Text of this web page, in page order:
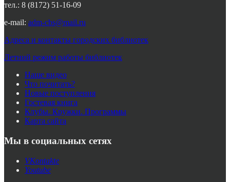
тел.: 8 (8172) 51-16-09
e-mail: adm-cbs@mail.ru
Адреса и контакты городских библиотек
Летний режим работы библиотек
Наше видео
Что почитать?
Новые поступления
Гостевая книга
Клубы. Кружки. Программы
Карта сайта
Мы в социальных сетях
VKontakte
Youtube